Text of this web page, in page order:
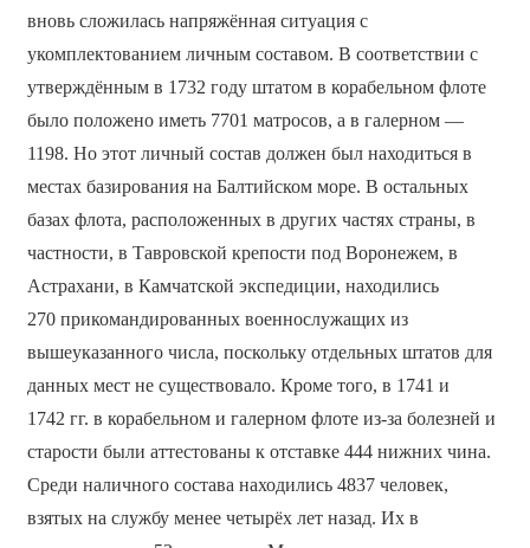
вновь сложилась напряжённая ситуация с
укомплектованием личным составом. В соответствии с
утверждённым в 1732 году штатом в корабельном флоте
было положено иметь 7701 матросов, а в галерном —
1198. Но этот личный состав должен был находиться в
местах базирования на Балтийском море. В остальных
базах флота, расположенных в других частях страны, в
частности, в Тавровской крепости под Воронежем, в
Астрахани, в Камчатской экспедиции, находились
270 прикомандированных военнослужащих из
вышеуказанного числа, поскольку отдельных штатов для
данных мест не существовало. Кроме того, в 1741 и
1742 гг. в корабельном и галерном флоте из-за болезней и
старости были аттестованы к отставке 444 нижних чина.
Среди наличного состава находились 4837 человек,
взятых на службу менее четырёх лет назад. Их в